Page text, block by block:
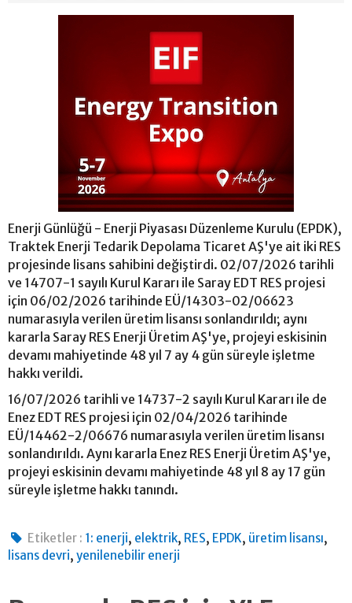
Enerji Günlüğü - Enerji Piyasası Düzenleme Kurulu (EPDK),
Traktek Enerji Tedarik Depolama Ticaret AŞ'ye ait iki RES
projesinde lisans sahibini değiştirdi. 02/07/2026 tarihli
ve 14707-1 sayılı Kurul Kararı ile Saray EDT RES projesi
için 06/02/2026 tarihinde EÜ/14303-02/06623
numarasıyla verilen üretim lisansı sonlandırıldı; aynı
kararla Saray RES Enerji Üretim AŞ'ye, projeyi eskisinin
devamı mahiyetinde 48 yıl 7 ay 4 gün süreyle işletme
hakkı verildi.
16/07/2026 tarihli ve 14737-2 sayılı Kurul Kararı ile de
Enez EDT RES projesi için 02/04/2026 tarihinde
EÜ/14462-2/06676 numarasıyla verilen üretim lisansı
sonlandırıldı. Aynı kararla Enez RES Enerji Üretim AŞ'ye,
projeyi eskisinin devamı mahiyetinde 48 yıl 8 ay 17 gün
süreyle işletme hakkı tanındı.
Etiketler : 1: enerji, elektrik, RES, EPDK, üretim lisansı,
lisans devri, yenilenebilir enerji